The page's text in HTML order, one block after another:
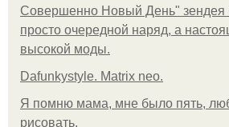
Совершенно Новый День" зендея
просто очередной наряд, а
высокой моды.
Dafunkystyle. Matrix neo.
Я помню мама, мне было пять,
рисовать.